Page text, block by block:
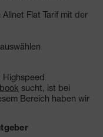
Flat Tarif mit der
Highspeed
sucht, ist bei
Bereich haben wir